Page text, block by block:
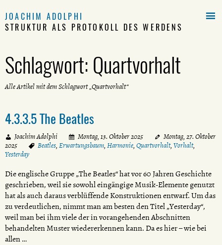
JOACHIM ADOLPHI
STRUKTUR ALS PROTOKOLL DES WERDENS
Schlagwort:Quartvorhalt
Alle Artikel mit dem Schlagwort „Quartvorhalt“
4.3.3.5 The Beatles
Joachim Adolphi Montag, 13. Oktober 2025
Montag, 27. Oktober
2025
Beatles, Erwartungsbaum, Harmonie, Quartvorhalt, Vorhalt,
Yesterday
Die englische Gruppe „The Beatles“ hat vor 60 Jahren Geschichte
geschrieben, weil sie sowohl eingängige Musik-Elemente genutzt
hat als auch daraus verblüffende Konstruktionen entwarf. Um das
zu verdeutlichen, nimmt man am besten den Titel „Yesterday“,
weil man bei ihm viele der in vorangehenden Abschnitten
behandelten Muster wiedererkennen kann. Da es hier – wie bei
allen …
